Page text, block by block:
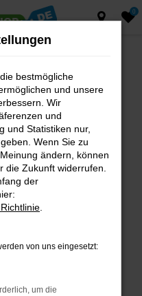
0
helfen können:
und deine
Beispiel deine
Werbeblocker,
Seiten
privaten
bestmögliche
und unsere
Wir
und
und Statistiken nur,
Wenn Sie zu
ändern, können
die Zukunft widerrufen.
der
von uns eingesetzt:
um die